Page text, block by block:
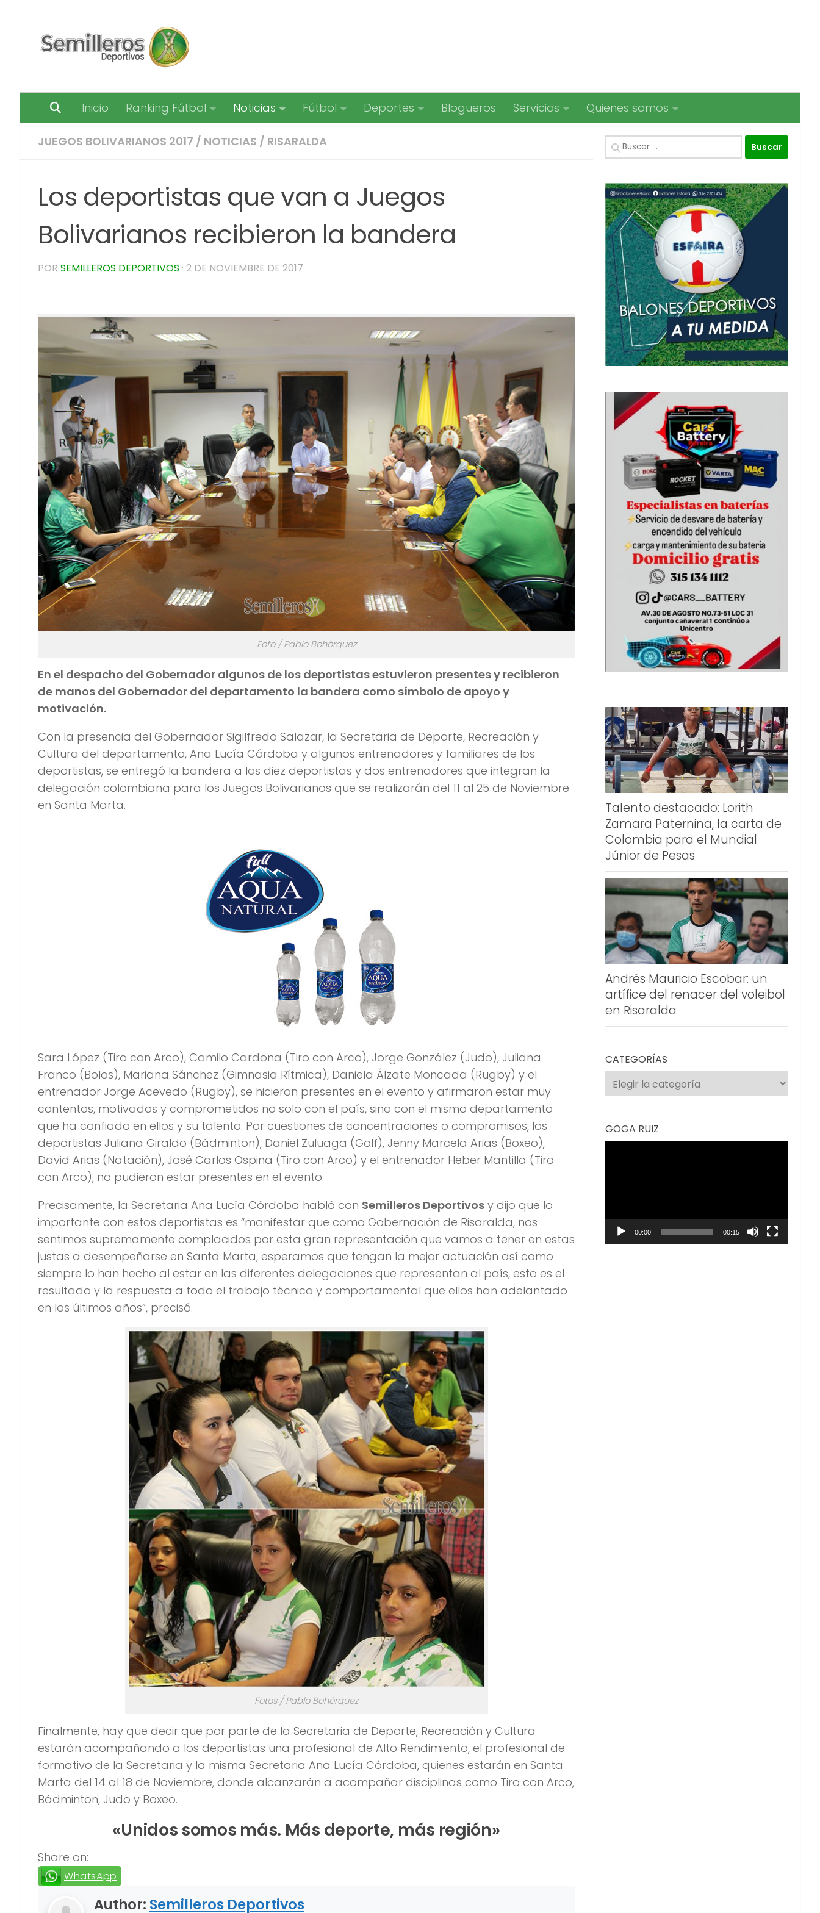
Inicio Ranking Fútbol Noticias Fútbol Deportes Blogueros Servicios Quienes somos
JUEGOS BOLIVARIANOS 2017 / NOTICIAS / RISARALDA
Los deportistas que van a Juegos
Bolivarianos recibieron la bandera
POR SEMILLEROS DEPORTIVOS · 2 DE NOVIEMBRE DE 2017
Foto / Pablo Bohórquez
En el despacho del Gobernador algunos de los deportistas estuvieron presentes y recibieron
de manos del Gobernador del departamento la bandera como símbolo de apoyo y
motivación.
Con la presencia del Gobernador Sigilfredo Salazar, la Secretaria de Deporte, Recreación y
Cultura del departamento, Ana Lucía Córdoba y algunos entrenadores y familiares de los
deportistas, se entregó la bandera a los diez deportistas y dos entrenadores que integran la
delegación colombiana para los Juegos Bolivarianos que se realizarán del 11 al 25 de Noviembre
en Santa Marta.
Sara López (Tiro con Arco), Camilo Cardona (Tiro con Arco), Jorge González (Judo), Juliana
Franco (Bolos), Mariana Sánchez (Gimnasia Rítmica), Daniela Álzate Moncada (Rugby) y el
entrenador Jorge Acevedo (Rugby), se hicieron presentes en el evento y afirmaron estar muy
contentos, motivados y comprometidos no solo con el país, sino con el mismo departamento
que ha confiado en ellos y su talento. Por cuestiones de concentraciones o compromisos, los
deportistas Juliana Giraldo (Bádminton), Daniel Zuluaga (Golf), Jenny Marcela Arias (Boxeo),
David Arias (Natación), José Carlos Ospina (Tiro con Arco) y el entrenador Heber Mantilla (Tiro
con Arco), no pudieron estar presentes en el evento.
Precisamente, la Secretaria Ana Lucía Córdoba habló con Semilleros Deportivos y dijo que lo
importante con estos deportistas es “manifestar que como Gobernación de Risaralda, nos
sentimos supremamente complacidos por esta gran representación que vamos a tener en estas
justas a desempeñarse en Santa Marta, esperamos que tengan la mejor actuación así como
siempre lo han hecho al estar en las diferentes delegaciones que representan al país, esto es el
resultado y la respuesta a todo el trabajo técnico y comportamental que ellos han adelantado
en los últimos años”, precisó.
Fotos / Pablo Bohórquez
Finalmente, hay que decir que por parte de la Secretaria de Deporte, Recreación y Cultura
estarán acompañando a los deportistas una profesional de Alto Rendimiento, el profesional de
formativo de la Secretaria y la misma Secretaria Ana Lucía Córdoba, quienes estarán en Santa
Marta del 14 al 18 de Noviembre, donde alcanzarán a acompañar disciplinas como Tiro con Arco,
Bádminton, Judo y Boxeo.
«Unidos somos más. Más deporte, más región»
Share on:
WhatsApp
Author: Semilleros Deportivos
Buscar:
Talento destacado: Lorith
Zamara Paternina, la carta de
Colombia para el Mundial
Júnior de Pesas
Andrés Mauricio Escobar: un
artífice del renacer del voleibol
en Risaralda
CATEGORÍAS
Categorías
GOGA RUIZ
00:00 00:15